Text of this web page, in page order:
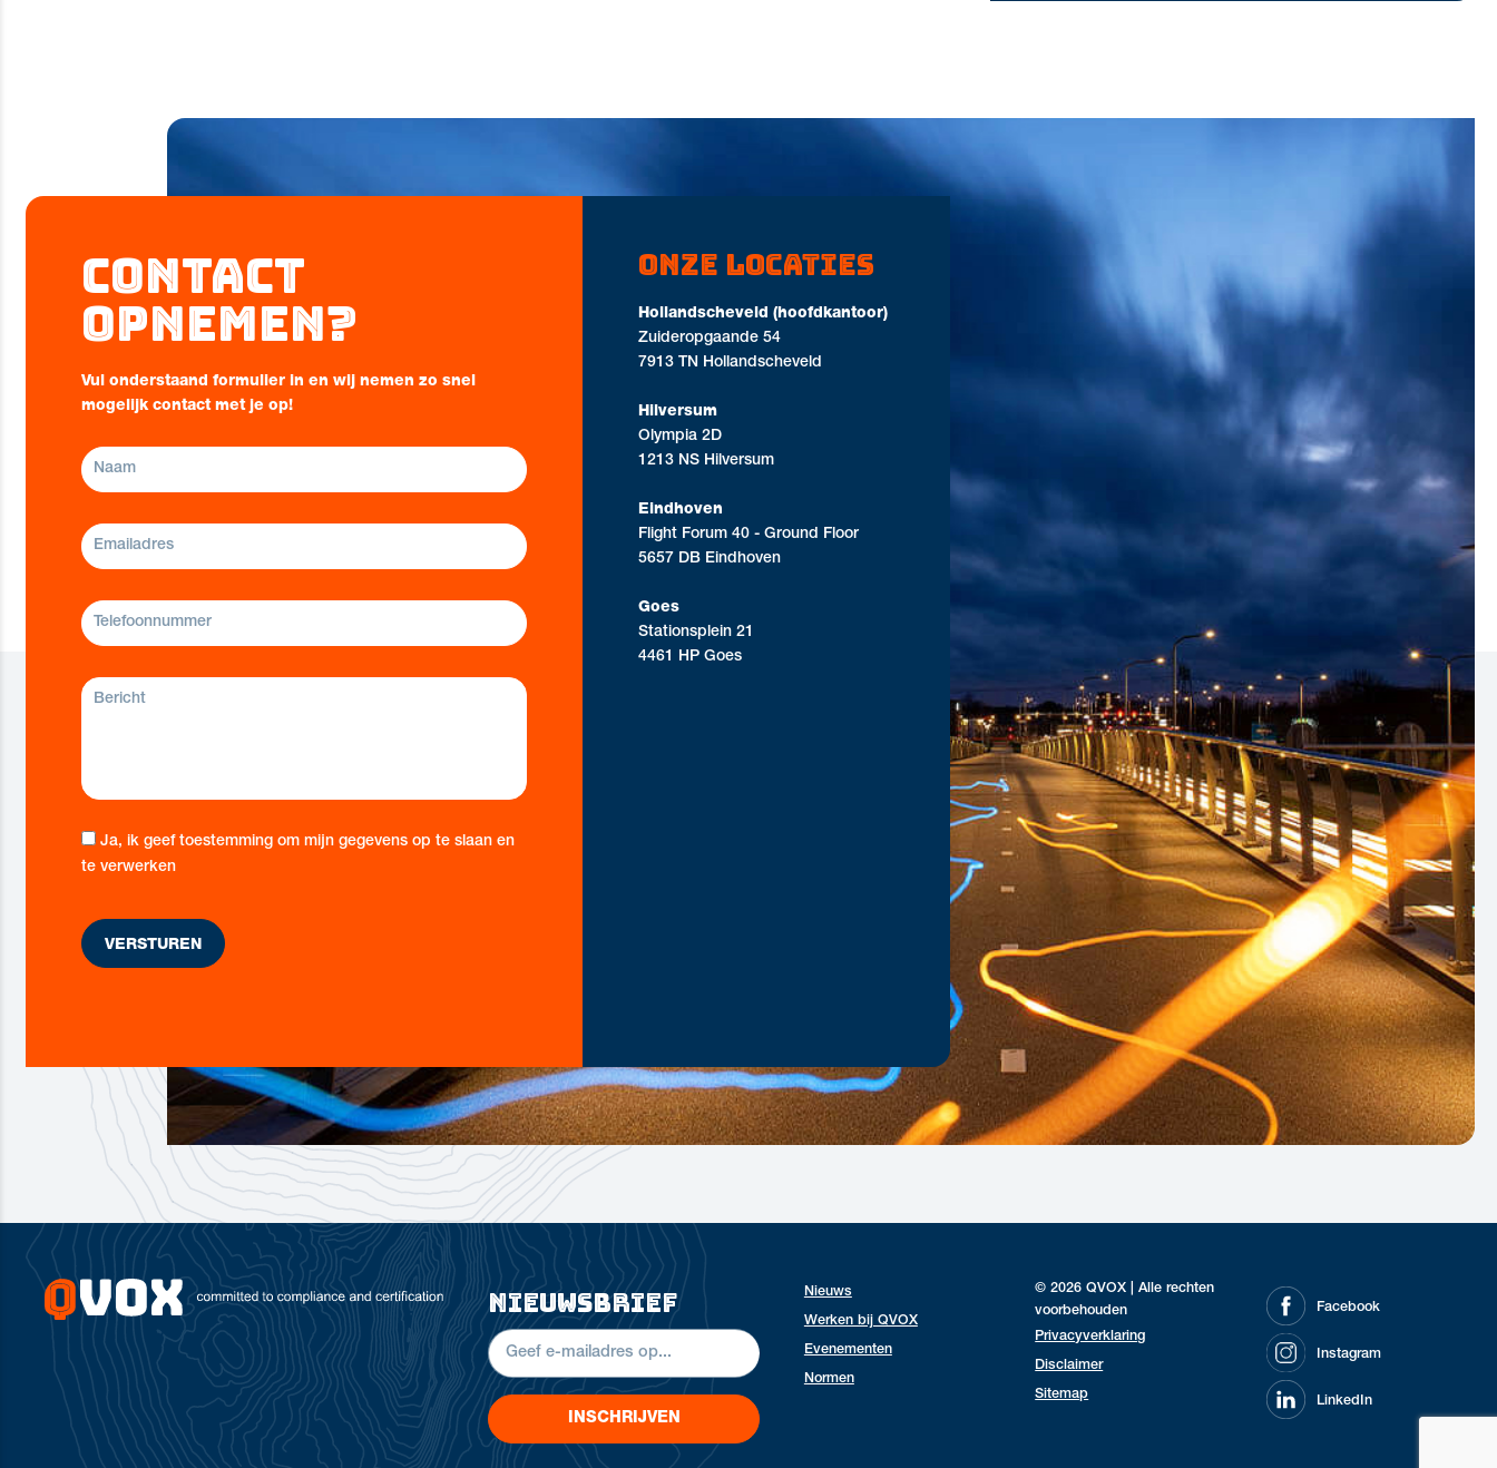
Contact
opnemen?
Vul onderstaand formulier in en wij nemen zo snel
mogelijk contact met je op!
Ja, ik geef toestemming om mijn gegevens op te slaan en
te verwerken
Onze locaties
Hollandscheveld (hoofdkantoor)
Zuideropgaande 54
7913 TN Hollandscheveld
Hilversum
Olympia 2D
1213 NS Hilversum
Eindhoven
Flight Forum 40 - Ground Floor
5657 DB Eindhoven
Goes
Stationsplein 21
4461 HP Goes
nieuwsbrief
INSCHRIJVEN
Nieuws
Werken bij QVOX
Evenementen
Normen
© 2026 QVOX | Alle rechten
voorbehouden
Privacyverklaring
Disclaimer
Sitemap
Facebook
Instagram
LinkedIn